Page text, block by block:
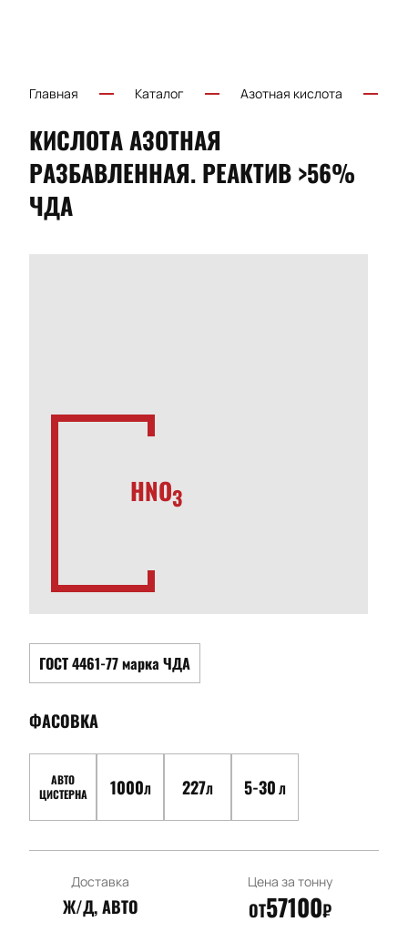
Главная Каталог Азотная кислота
КИСЛОТА АЗОТНАЯ
РАЗБАВЛЕННАЯ. РЕАКТИВ >56%
ЧДА
HNO3
ГОСТ 4461-77 марка ЧДА
ФАСОВКА
АВТО
ЦИСТЕРНА
1000Л 227Л 5-30 Л
Доставка
Ж/Д, АВТО
Цена за тонну
ОТ57100₽